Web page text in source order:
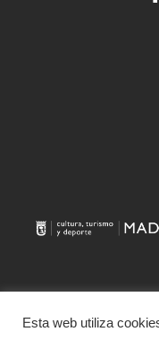
Esta web utiliza